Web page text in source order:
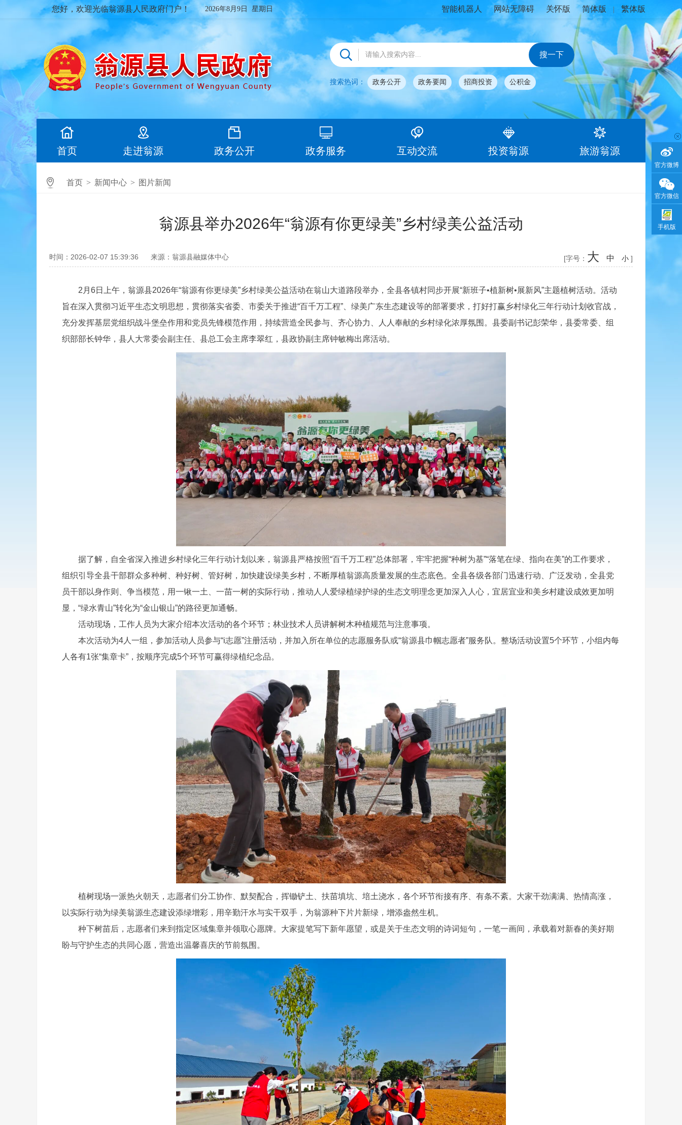
官方微博
官方微信
手机版
您好，欢迎光临翁源县人民政府门户！ 2026年8月9日 星期日 智能机器人 网站无障碍 关怀版 简体版 繁体版
搜索热词： 政务公开 政务要闻 招商投资 公积金
首页 走进翁源 政务公开 政务服务 互动交流 投资翁源 旅游翁源
首页 > 新闻中心 > 图片新闻
翁源县举办2026年“翁源有你更绿美”乡村绿美公益活动
时间：2026-02-07 15:39:36 来源：翁源县融媒体中心 [字号： 大 中 小 ]
2月6日上午，翁源县2026年“翁源有你更绿美”乡村绿美公益活动在翁山大道路段举办，全县各镇村同步开展“新班子•植新树•展新风”主题植树活动。活动
旨在深入贯彻习近平生态文明思想，贯彻落实省委、市委关于推进“百千万工程”、绿美广东生态建设等的部署要求，打好打赢乡村绿化三年行动计划收官战，
充分发挥基层党组织战斗堡垒作用和党员先锋模范作用，持续营造全民参与、齐心协力、人人奉献的乡村绿化浓厚氛围。县委副书记彭荣华，县委常委、组
织部部长钟华，县人大常委会副主任、县总工会主席李翠红，县政协副主席钟敏梅出席活动。
据了解，自全省深入推进乡村绿化三年行动计划以来，翁源县严格按照“百千万工程”总体部署，牢牢把握“种树为基”“落笔在绿、指向在美”的工作要求，
组织引导全县干部群众多种树、种好树、管好树，加快建设绿美乡村，不断厚植翁源高质量发展的生态底色。全县各级各部门迅速行动、广泛发动，全县党
员干部以身作则、争当模范，用一锹一土、一苗一树的实际行动，推动人人爱绿植绿护绿的生态文明理念更加深入人心，宜居宜业和美乡村建设成效更加明
显，“绿水青山”转化为“金山银山”的路径更加通畅。
活动现场，工作人员为大家介绍本次活动的各个环节；林业技术人员讲解树木种植规范与注意事项。
本次活动为4人一组，参加活动人员参与“i志愿”注册活动，并加入所在单位的志愿服务队或“翁源县巾帼志愿者”服务队。整场活动设置5个环节，小组内每
人各有1张“集章卡”，按顺序完成5个环节可赢得绿植纪念品。
植树现场一派热火朝天，志愿者们分工协作、默契配合，挥锄铲土、扶苗填坑、培土浇水，各个环节衔接有序、有条不紊。大家干劲满满、热情高涨，
以实际行动为绿美翁源生态建设添绿增彩，用辛勤汗水与实干双手，为翁源种下片片新绿，增添盎然生机。
种下树苗后，志愿者们来到指定区域集章并领取心愿牌。大家提笔写下新年愿望，或是关于生态文明的诗词短句，一笔一画间，承载着对新春的美好期
盼与守护生态的共同心愿，营造出温馨喜庆的节前氛围。